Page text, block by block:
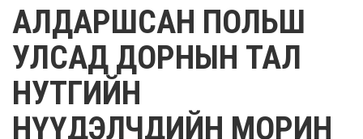
АЛДАРШСАН ПОЛЬШ
УЛСАД ДОРНЫН ТАЛ
НУТГИЙН
НҮҮДЭЛЧДИЙН МОРИН